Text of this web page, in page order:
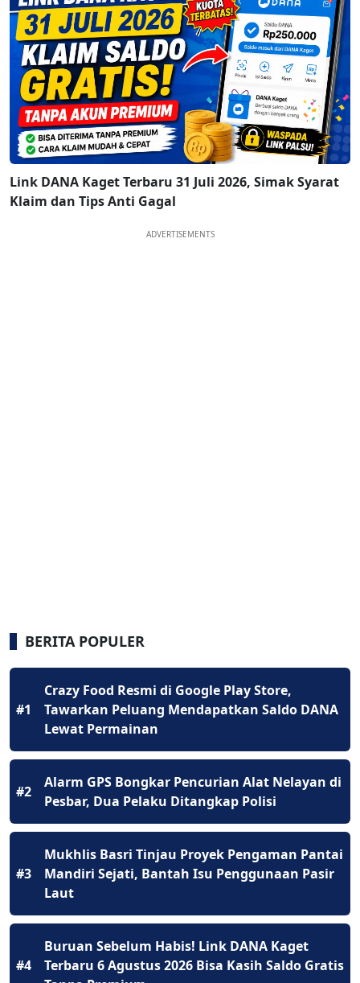
Link DANA Kaget Terbaru 31 Juli 2026, Simak Syarat
Klaim dan Tips Anti Gagal
ADVERTISEMENTS
BERITA POPULER
#1
Crazy Food Resmi di Google Play Store,
Tawarkan Peluang Mendapatkan Saldo DANA
Lewat Permainan
#2
Alarm GPS Bongkar Pencurian Alat Nelayan di
Pesbar, Dua Pelaku Ditangkap Polisi
#3
Mukhlis Basri Tinjau Proyek Pengaman Pantai
Mandiri Sejati, Bantah Isu Penggunaan Pasir
Laut
#4
Buruan Sebelum Habis! Link DANA Kaget
Terbaru 6 Agustus 2026 Bisa Kasih Saldo Gratis